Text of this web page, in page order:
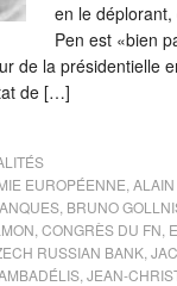
en le
Pen est «bien
de la présidentielle
de […]
EUROPÉENNE
, BRUNO
CONGRÈS DU FN
RUSSIAN BANK,
, JEAN-